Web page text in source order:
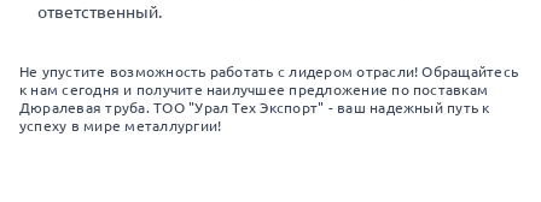
ответственный.
Не упустите возможность работать с лидером отрасли! Обращайтесь
к нам сегодня и получите наилучшее предложение по поставкам
Дюралевая труба. ТОО "Урал Тех Экспорт" - ваш надежный путь к
успеху в мире металлургии!